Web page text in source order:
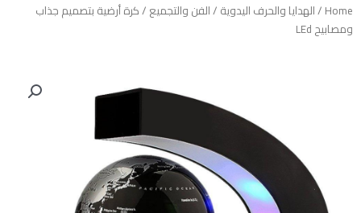
Home
/الهدايا والحرف اليدوية /الفن والتجميع / كرة أرضية بتصميم جذاب
ومصابيح LEd